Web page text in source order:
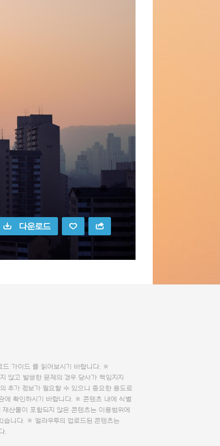
다운로드
드 가이드 를 읽어보시기 바랍니다. ※
않고 발생한 문제의 경우 당사가 책임지지
추가 정보가 필요할 수 있으니 중요한 용도로
에 확인하시기 바랍니다. ※ 콘텐츠 내에 식별
산물이 포함되지 않은 콘텐츠는 이용범위에
습니다. ※ 얼라우투의 업로드된 콘텐츠는
.